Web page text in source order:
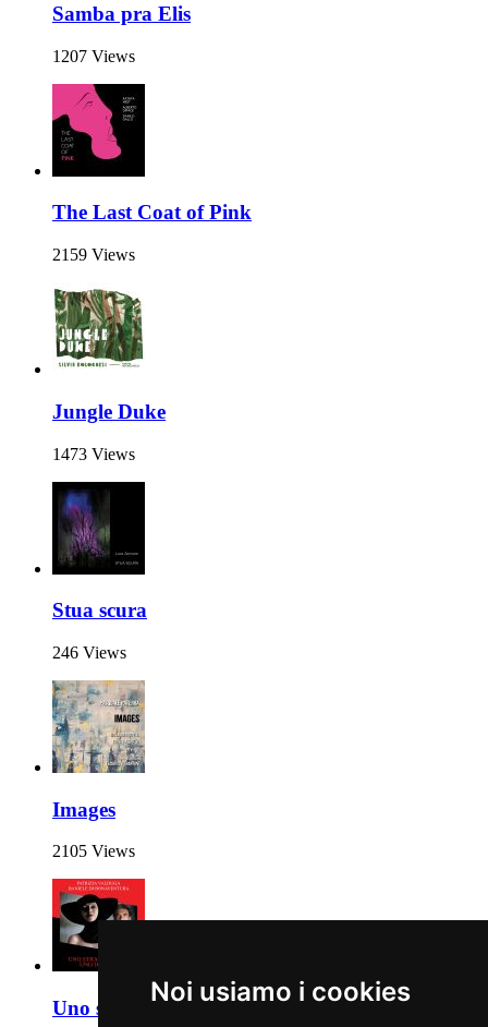
Noi usiamo i cookies
Samba pra Elis
1207 Views
The Last Coat of Pink
2159 Views
Jungle Duke
1473 Views
Stua scura
246 Views
Images
2105 Views
Uno strato di buio uno di luce